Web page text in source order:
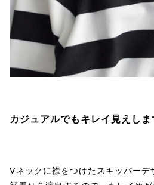
カジュアルでもキレイ見えしま
Vネックに襟をつけたスキッパーデ